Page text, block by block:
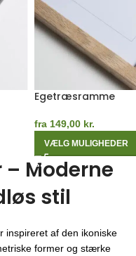
Egetræsramme
fra 149,00 kr.
VÆLG MULIGHEDER
Moderne
stil
inspireret af den ikoniske
former og stærke